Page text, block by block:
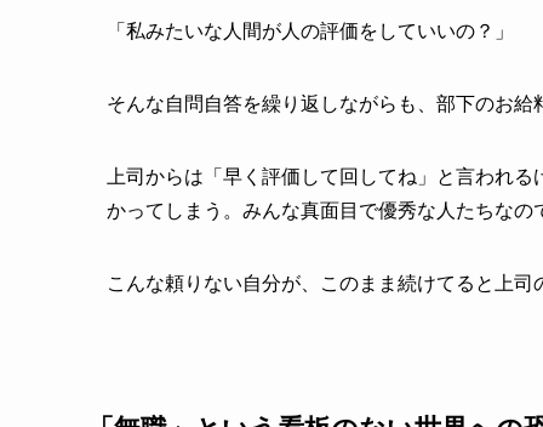
「私みたいな人間が人の評価をしていいの？」
そんな自問自答を繰り返しながらも、部下のお
上司からは「早く評価して回してね」と言われ
かってしまう。みんな真面目で優秀な人たちなの
こんな頼りない自分が、このまま続けてると上